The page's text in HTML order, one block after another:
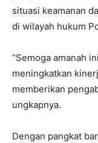
situasi keamanan
di wilayah hukum
“Semoga amanah
meningkatkan
memberikan
ungkapnya.
Dengan pangkat